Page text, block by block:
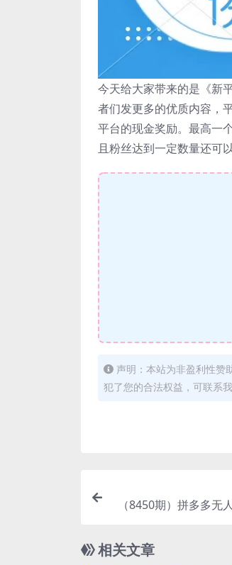
今天给大家带来的是《新
者们发更多的优质内容，
平台的现金奖励。最高一
且粉丝达到一定数量还可
声明：本站为非盈利性赞
犯了您的合法权益，可联系我
（8450期）拼多多无
相关文章